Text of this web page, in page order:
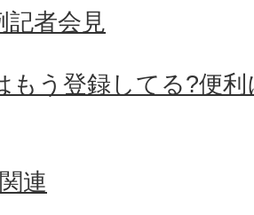
記者会見
もう登録してる?便
連